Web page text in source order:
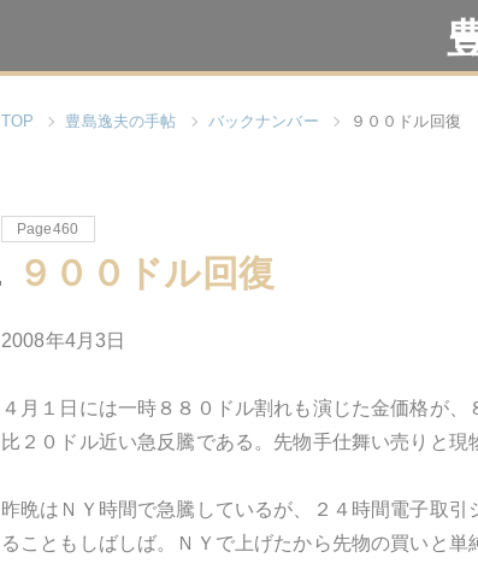
TOP 豊島逸夫の手帖 バックナンバー ９００ドル回復
Page460
９００ドル回復
2008年4月3日
４月１日には一時８８０ドル割れも演じた金価格が
比２０ドル近い急反騰である。先物手仕舞い売りと現
昨晩はＮＹ時間で急騰しているが、２４時間電子取
ることもしばしば。ＮＹで上げたから先物の買いと単